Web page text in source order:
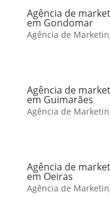
Agência de
em Gondomar
Agência de
Agência de
em Guimarães
Agência de
Agência de
em Oeiras
Agência de